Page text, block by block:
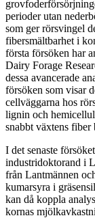
perioder utan
som ger rörsvingel
fibersmältbarhet i
första försöken har
Dairy Forage
dessa avancerade
försöken som visar
cellväggarna hos
lignin och
snabbt växtens fiber
I det senaste
industridoktorand i
från Lantmännen
kumarsyra i
kan då koppla
kornas